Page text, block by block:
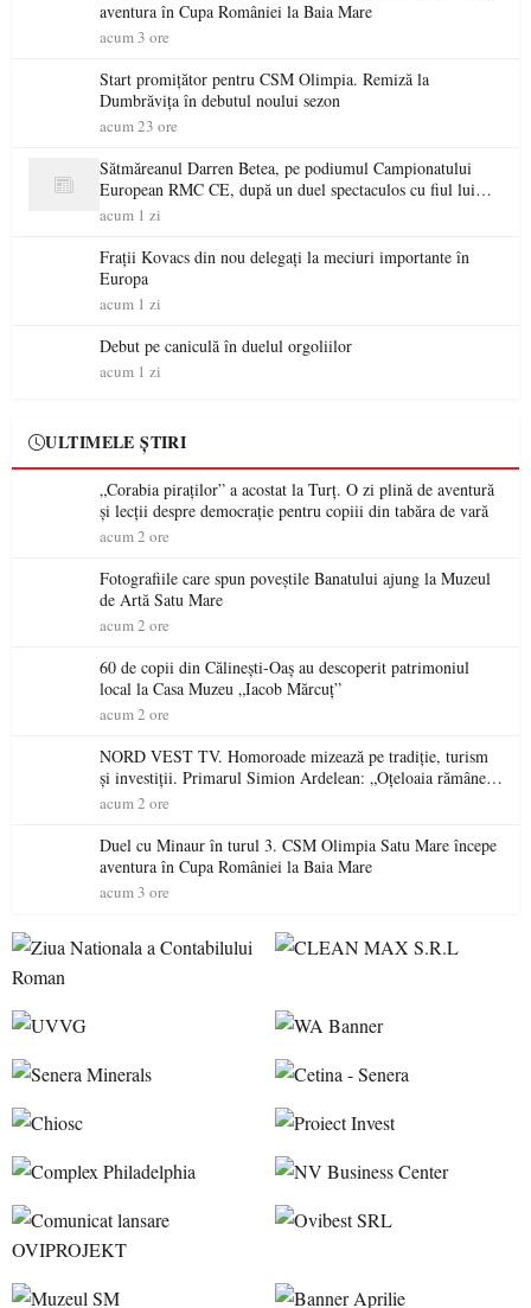
aventura în Cupa României la Baia Mare
acum 3 ore
Start promițător pentru CSM Olimpia. Remiză la
Dumbrăvița în debutul noului sezon
acum 23 ore
Sătmăreanul Darren Betea, pe podiumul Campionatului
European RMC CE, după un duel spectaculos cu fiul lui
Kimi Räikkönen
acum 1 zi
Frații Kovacs din nou delegați la meciuri importante în
Europa
acum 1 zi
Debut pe caniculă în duelul orgoliilor
acum 1 zi
ULTIMELE ȘTIRI
„Corabia piraților” a acostat la Turț. O zi plină de aventură
și lecții despre democrație pentru copiii din tabăra de vară
acum 2 ore
Fotografiile care spun poveștile Banatului ajung la Muzeul
de Artă Satu Mare
acum 2 ore
60 de copii din Călinești-Oaș au descoperit patrimoniul
local la Casa Muzeu „Iacob Mărcuț”
acum 2 ore
NORD VEST TV. Homoroade mizează pe tradiție, turism
și investiții. Primarul Simion Ardelean: „Oțeloaia rămâne
un brand al Codrului”
acum 2 ore
Duel cu Minaur în turul 3. CSM Olimpia Satu Mare începe
aventura în Cupa României la Baia Mare
acum 3 ore